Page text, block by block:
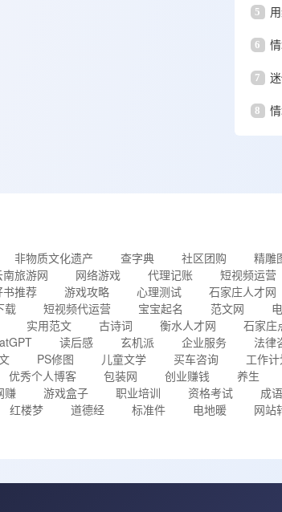
5
6
7
8
非物质文化遗产 查字典 社区团购 精雕
南旅游网 网络游戏 代理记账 短视频运营
书推荐 游戏攻略 心理测试 石家庄人才网
载 短视频代运营 宝宝起名 范文网
实用范文 古诗词 衡水人才网 石家庄
读后感 玄机派 企业服务 法律
PS修图 儿童文学 买车咨询 工作计
优秀个人博客 包装网 创业赚钱 养生
赚 游戏盒子 职业培训 资格考试 成
红楼梦 道德经 标准件 电地暖 网站